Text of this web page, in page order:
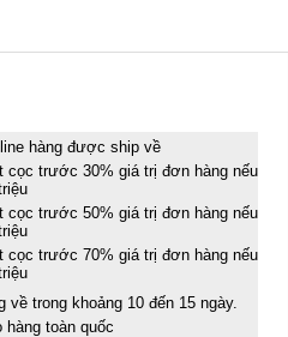
hàng được ship về
cọc trước 30% giá trị đơn hàng nếu
cọc trước 50% giá trị đơn hàng nếu
cọc trước 70% giá trị đơn hàng nếu
về trong khoảng 10 đến 15 ngày.
hàng toàn quốc